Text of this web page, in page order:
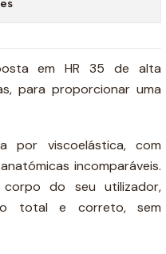
em HR 35 de alta
para proporcionar uma
por viscoelástica, com
incomparáveis.
do seu utilizador,
total e correto, sem